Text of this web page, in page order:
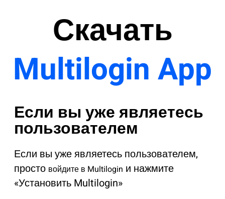
Скачать
Multilogin App
Если вы уже являетесь
пользователем
Если вы уже являетесь пользователем,
просто войдите в Multilogin и нажмите
«Установить Multilogin»